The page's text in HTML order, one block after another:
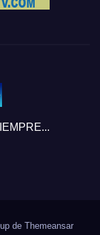
de Themeansar